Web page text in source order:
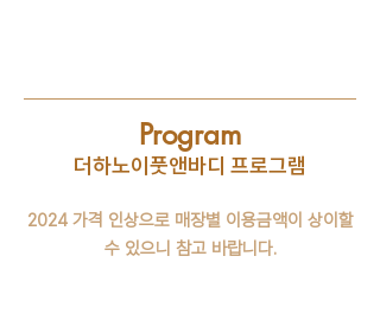
Program
더하노이풋앤바디 프로그램
2024 가격 인상으로 매장별 이용금액이 상이할
수 있으니 참고 바랍니다.